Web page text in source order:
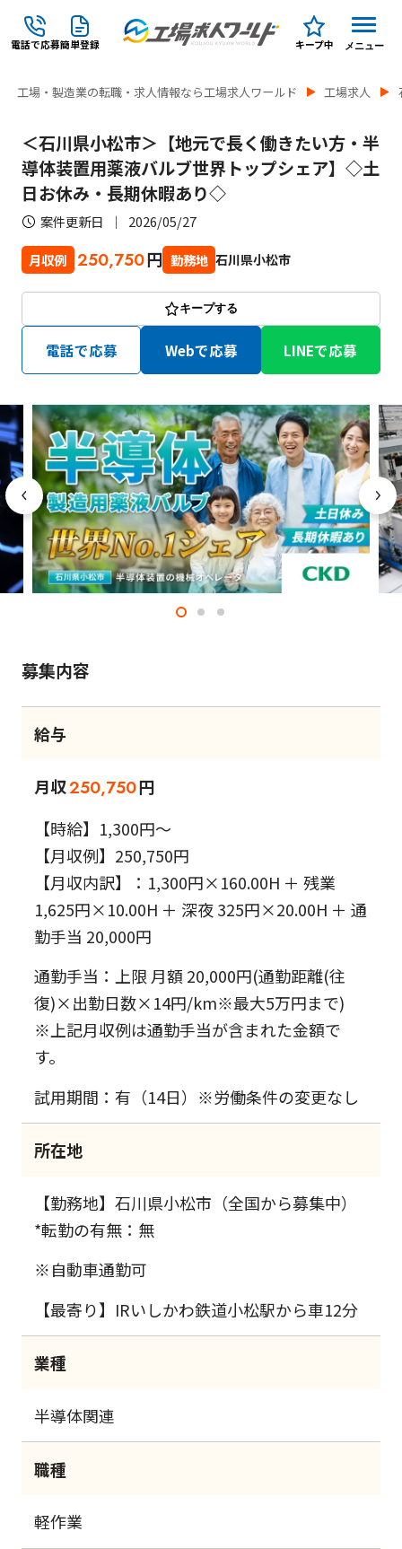
電話で応募簡単登録 キープ中 メニュー
工場・製造業の転職・求人情報なら工場求人ワールド 工場求人
＜石川県小松市＞【地元で長く働きたい方・半
導体装置用薬液バルブ世界トップシェア】◇土
日お休み・長期休暇あり◇
案件更新日 2026/05/27
月収例 250,750円 勤務地 石川県小松市
キープする
電話で応募 Webで応募 LINEで応募
募集内容
給与
月収250,750円
【時給】1,300円～
【月収例】250,750円
【月収内訳】：1,300円×160.00H ＋ 残業
1,625円×10.00H ＋ 深夜 325円×20.00H ＋ 通
勤手当 20,000円
通勤手当：上限 月額 20,000円(通勤距離(往
復)×出勤日数×14円/km※最大5万円まで)
※上記月収例は通勤手当が含まれた金額で
す。
試用期間：有（14日）※労働条件の変更なし
所在地
【勤務地】石川県小松市（全国から募集中）
*転勤の有無：無
※自動車通勤可
【最寄り】IRいしかわ鉄道小松駅から車12分
業種
半導体関連
職種
軽作業